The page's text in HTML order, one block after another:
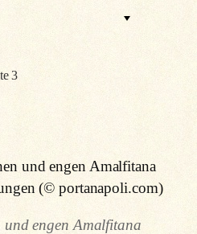
3
und engen Amalfitana